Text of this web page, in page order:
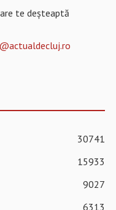
te deșteaptă
30741
15933
9027
6313